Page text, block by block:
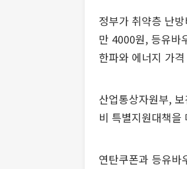
정부가 취약층 난
만 4000원, 등유바
한파와 에너지 가
산업통상자원부,
비 특별지원대책을
연탄쿠폰과 등유바